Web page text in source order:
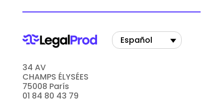
34 AV
CHAMPS ÉLYSÉES
75008 París
01 84 80 43 79
Español